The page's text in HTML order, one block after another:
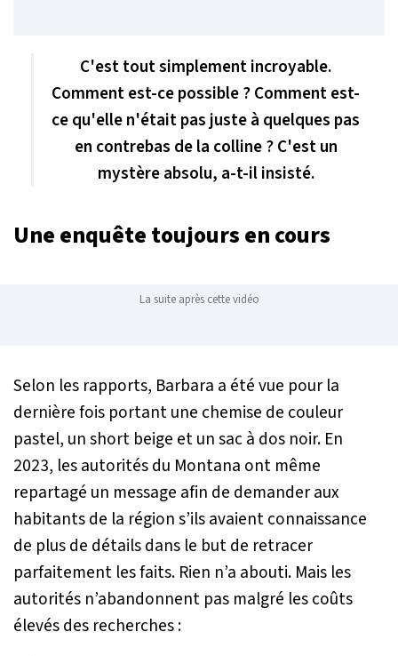
C'est tout simplement incroyable.
Comment est-ce possible ? Comment est-
ce qu'elle n'était pas juste à quelques pas
en contrebas de la colline ? C'est un
mystère absolu, a-t-il insisté.
Une enquête toujours en cours
La suite après cette vidéo
Selon les rapports, Barbara a été vue pour la
dernière fois portant une chemise de couleur
pastel, un short beige et un sac à dos noir. En
2023, les autorités du Montana ont même
repartagé un message afin de demander aux
habitants de la région s’ils avaient connaissance
de plus de détails dans le but de retracer
parfaitement les faits. Rien n’a abouti. Mais les
autorités n’abandonnent pas malgré les coûts
élevés des recherches :